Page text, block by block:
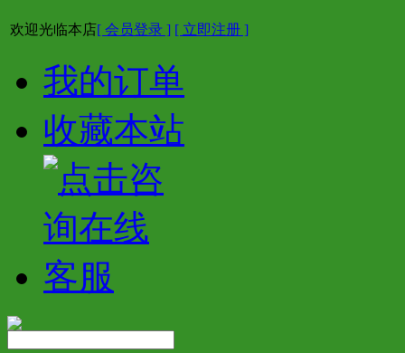
欢迎光临本店[ 会员登录 ] [ 立即注册 ]
我的订单
收藏本站